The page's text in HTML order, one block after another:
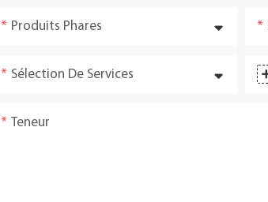
Produits Phares
Sélection De Services
Teneur